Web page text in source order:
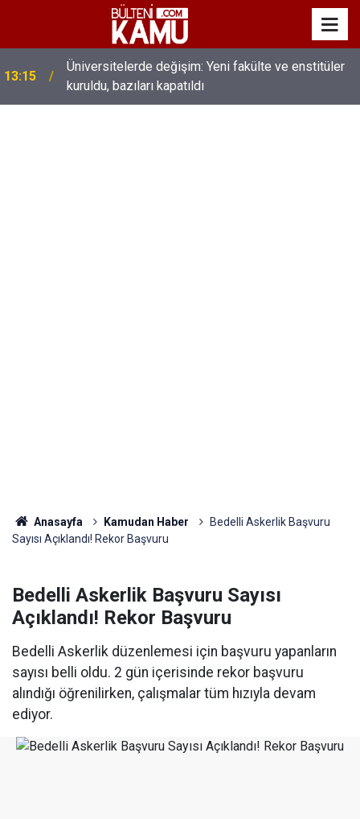
13:00
MEB’de üst düzey değişim: Genel müdürler değişti,
yeni isimler atandı
Anasayfa Kamudan Haber
Bedelli Askerlik Başvuru
Sayısı Açıklandı! Rekor Başvuru
Bedelli Askerlik Başvuru Sayısı
Açıklandı! Rekor Başvuru
Bedelli Askerlik düzenlemesi için başvuru yapanların
sayısı belli oldu. 2 gün içerisinde rekor başvuru
alındığı öğrenilirken, çalışmalar tüm hızıyla devam
ediyor.